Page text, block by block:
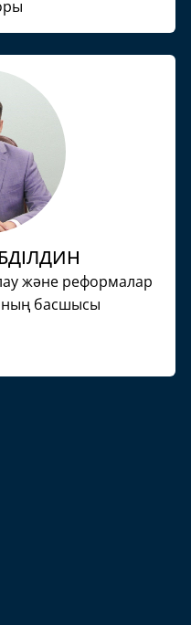
және реформалар
басшысы